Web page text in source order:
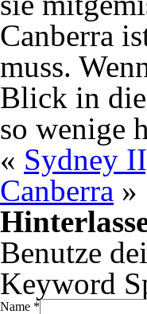
Canberra
muss.
Blick in
so wenige
« Sydney
Canberra »
Benutze
Keyword
Name *